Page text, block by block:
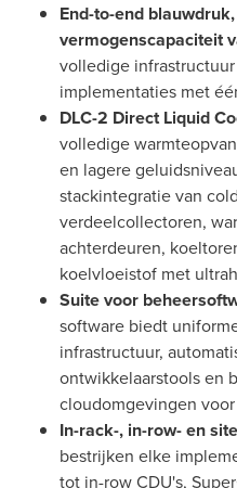
End-to-end
vermogenscapaciteit
volledige
implementaties met
DLC-2 Direct Liquid
volledige
en lagere
stackintegratie van
verdeelcollectoren,
achterdeuren,
koelvloeistof met
Suite voor
software biedt
infrastructuur,
ontwikkelaarstools en
cloudomgevingen
In-rack-, in-row- en
bestrijken elke
tot in-row CDU's,